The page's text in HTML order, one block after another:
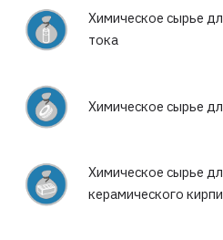
Химическое сырье
тока
Химическое сырье
Химическое сырье
керамического